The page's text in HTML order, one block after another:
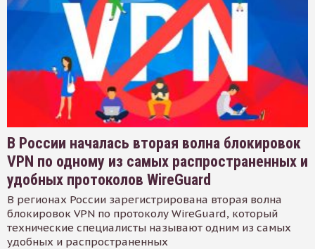
В России началась вторая волна блокировок
VPN по одному из самых распространенных и
удобных протоколов WireGuard
В регионах России зарегистрирована вторая волна
блокировок VPN по протоколу WireGuard, который
технические специалисты называют одним из самых
удобных и распространенных